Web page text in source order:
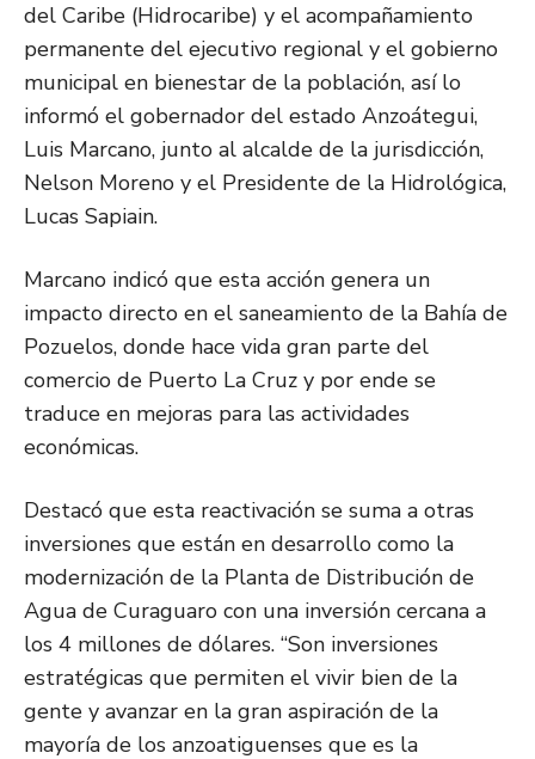
del Caribe (Hidrocaribe) y el acompañamiento
permanente del ejecutivo regional y el gobierno
municipal en bienestar de la población, así lo
informó el gobernador del estado Anzoátegui,
Luis Marcano, junto al alcalde de la jurisdicción,
Nelson Moreno y el Presidente de la Hidrológica,
Lucas Sapiain.
Marcano indicó que esta acción genera un
impacto directo en el saneamiento de la Bahía de
Pozuelos, donde hace vida gran parte del
comercio de Puerto La Cruz y por ende se
traduce en mejoras para las actividades
económicas.
Destacó que esta reactivación se suma a otras
inversiones que están en desarrollo como la
modernización de la Planta de Distribución de
Agua de Curaguaro con una inversión cercana a
los 4 millones de dólares. “Son inversiones
estratégicas que permiten el vivir bien de la
gente y avanzar en la gran aspiración de la
mayoría de los anzoatiguenses que es la